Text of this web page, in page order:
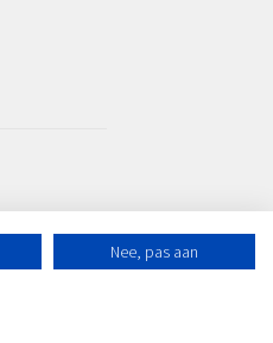
Nee, pas aan